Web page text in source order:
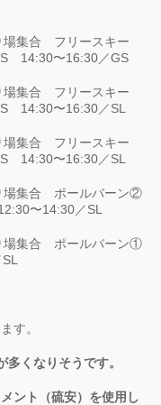
集合 フリースキー
14:30〜16:30／GS
集合 フリースキー
14:30〜16:30／SL
集合 フリースキー
14:30〜16:30／SL
場集合 ポールバーン②
〜14:30／SL
場集合 ポールバーン①
す。
くなりそうです。
ント（硫安）を使用し